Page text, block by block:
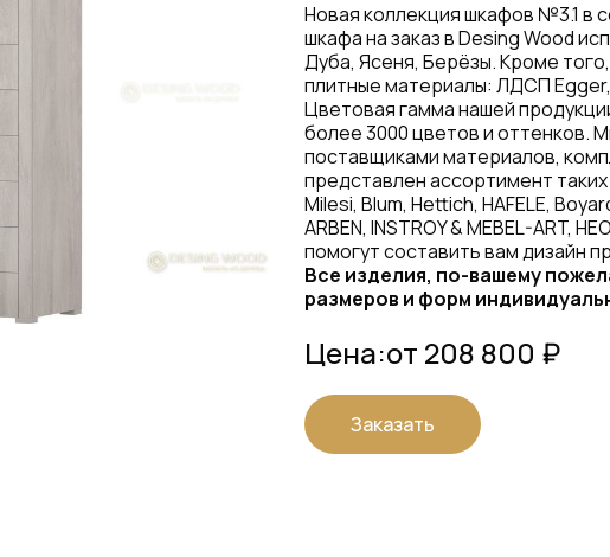
Новая коллекция шкафов №3.1 в
шкафа на заказ в Desing Wood
Дуба, Ясеня, Берёзы. Кроме
плитные материалы: ЛДСП
Цветовая гамма нашей
более 3000 цветов и оттенков.
поставщиками материалов,
представлен ассортимент таких
Milesi, Blum, Hettich, HAFELE,
ARBEN, INSTROY & MEBEL-
помогут составить вам дизайн
Все изделия, по-вашему
размеров и форм
Цена:от 208 800 ₽
Заказать